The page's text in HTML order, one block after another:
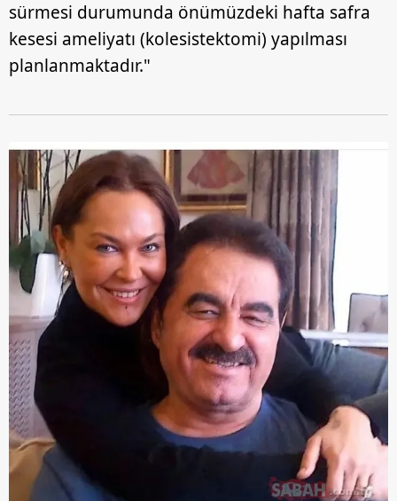
sürmesi durumunda önümüzdeki hafta safra
kesesi ameliyatı (kolesistektomi) yapılması
planlanmaktadır."